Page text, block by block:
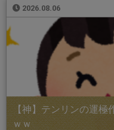
2026.08.06
【神】テンリンの運極
ｗｗ